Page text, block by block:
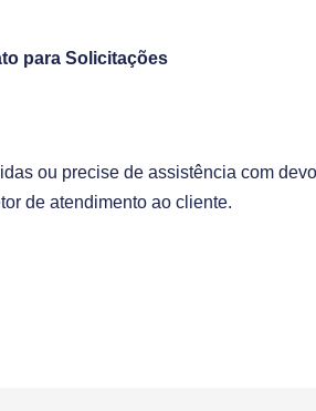
para Solicitações
ou precise de assistência com
de atendimento ao cliente.